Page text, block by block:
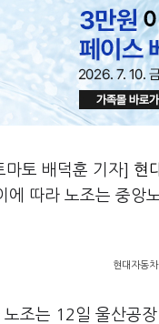
마토 배덕훈 기자] 현
에 따라 노조는 중앙
현대자동
노조는 12일 울산공